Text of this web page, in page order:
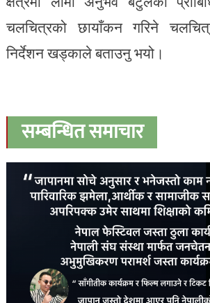
चलचित्रको छायाँकन गरिने
निर्देशन खड्काले बताउनु भयो।
सम्बन्धित समाचार